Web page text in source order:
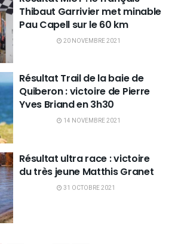
Thibaut Garrivier met minable
Pau Capell sur le 60 km
20 NOVEMBRE 2021
Résultat Trail de la baie de
Quiberon : victoire de Pierre
Yves Briand en 3h30
14 NOVEMBRE 2021
Résultat ultra race : victoire
du très jeune Matthis Granet
31 OCTOBRE 2021